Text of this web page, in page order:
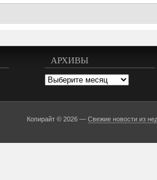
АРХИВЫ
Архивы
Копирайт © 2026 —Свежие новости из